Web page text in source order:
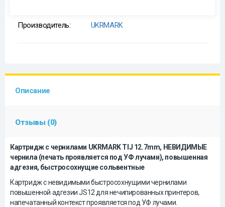
Производитель: UKRMARK
Описание
Отзывы (0)
Картридж с чернилами UKRMARK TIJ 12.7mm, НЕВИДИМЫЕ
чернила (печать проявляется под УФ лучами), повышенная
адгезия, быстросохнущие сольвентные
Картридж с невидимыми быстросохнущими чернилами
повышенной адгезии JS12 для нечипированных принтеров,
напечатанный контекст проявляется под УФ лучами.